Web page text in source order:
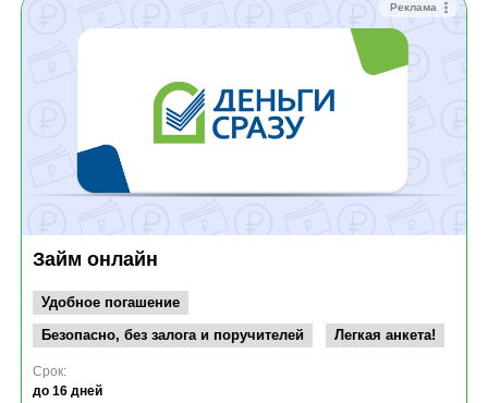
Реклама
Займ онлайн
Удобное погашение
Безопасно, без залога и поручителей
Легкая анкета!
Срок:
до 16 дней